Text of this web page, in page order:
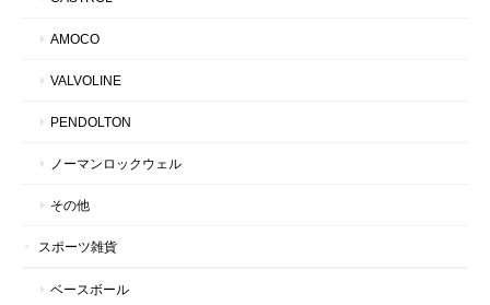
AMOCO
VALVOLINE
PENDOLTON
ノーマンロックウェル
その他
スポーツ雑貨
ベースボール